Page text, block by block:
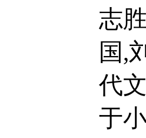
志
国,
代
于